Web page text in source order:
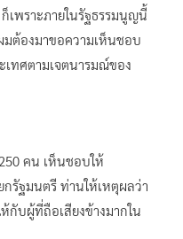
พราะภายในรัฐธรรมนูญนี้
มต้องมาขอความเห็นชอบ
เทศตามเจตนารมณ์ของ
คน เห็นชอบให้
รัฐมนตรี ท่านให้เหตุผลว่า
กับผู้ที่ถือเสียงข้างมากใน